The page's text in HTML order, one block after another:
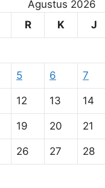
Agustus 2026
R K J
5 6 7
12 13 14
19 20 21
26 27 28